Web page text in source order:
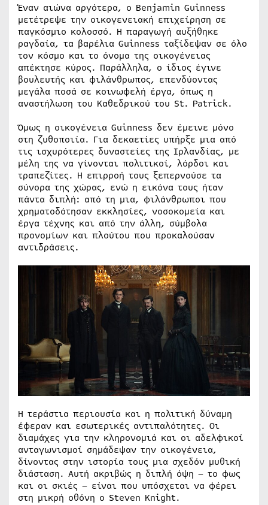
Έναν αιώνα αργότερα, ο Benjamin Guinness
μετέτρεψε την οικογενειακή επιχείρηση σε
παγκόσμιο κολοσσό. Η παραγωγή αυξήθηκε
ραγδαία, τα βαρέλια Guinness ταξίδεψαν σε όλο
τον κόσμο και το όνομα της οικογένειας
απέκτησε κύρος. Παράλληλα, ο ίδιος έγινε
βουλευτής και φιλάνθρωπος, επενδύοντας
μεγάλα ποσά σε κοινωφελή έργα, όπως η
αναστήλωση του Καθεδρικού του St. Patrick.
Όμως η οικογένεια Guinness δεν έμεινε μόνο
στη ζυθοποιία. Για δεκαετίες υπήρξε μια από
τις ισχυρότερες δυναστείες της Ιρλανδίας, με
μέλη της να γίνονται πολιτικοί, λόρδοι και
τραπεζίτες. Η επιρροή τους ξεπερνούσε τα
σύνορα της χώρας, ενώ η εικόνα τους ήταν
πάντα διπλή: από τη μια, φιλάνθρωποι που
χρηματοδότησαν εκκλησίες, νοσοκομεία και
έργα τέχνης και από την άλλη, σύμβολα
προνομίων και πλούτου που προκαλούσαν
αντιδράσεις.
Η τεράστια περιουσία και η πολιτική δύναμη
έφεραν και εσωτερικές αντιπαλότητες. Οι
διαμάχες για την κληρονομιά και οι αδελφικοί
ανταγωνισμοί σημάδεψαν την οικογένεια,
δίνοντας στην ιστορία τους μια σχεδόν μυθική
διάσταση. Αυτή ακριβώς η διπλή όψη – το φως
και οι σκιές – είναι που υπόσχεται να φέρει
στη μικρή οθόνη ο Steven Knight.